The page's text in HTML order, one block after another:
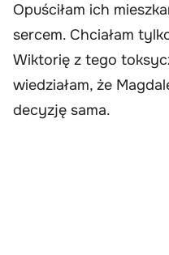
Opuściłam ich
sercem. Chciałam
Wiktorię z tego
wiedziałam, że
decyzję sama.